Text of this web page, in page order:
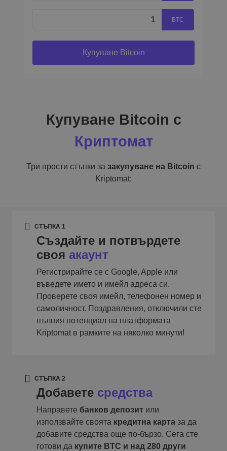
BTC
Купуване Bitcoin
Купуване Bitcoin с
Криптомат
Три прости стъпки за закупуване на Bitcoin с
Kriptomat:
СТЪПКА 1
Създайте и потвърдете
своя акаунт
Регистрирайте се с Google, Apple или
въведете името и имейл адреса си.
Проверете своя имейл, телефонен номер и
самоличност. Поздравления, отключили сте
пълния потенциал на платформата
Kriptomat в рамките на няколко минути!
СТЪПКА 2
Добавете средства
Направете банков депозит или
използвайте своята кредитна карта за да
добавите средства още по-бързо. Сега сте
готови да купите BTC и над 280 други